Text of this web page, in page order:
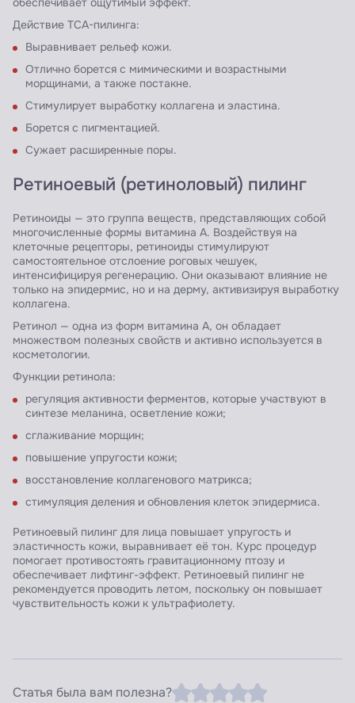
обеспечивает ощутимый эффект.
Действие ТСА-пилинга:
Выравнивает рельеф кожи.
Отлично борется с мимическими и возрастными
морщинами, а также постакне.
Стимулирует выработку коллагена и эластина.
Борется с пигментацией.
Сужает расширенные поры.
Ретиноевый (ретиноловый) пилинг
Ретиноиды — это группа веществ, представляющих собой
многочисленные формы витамина А. Воздействуя на
клеточные рецепторы, ретиноиды стимулируют
самостоятельное отслоение роговых чешуек,
интенсифицируя регенерацию. Они оказывают влияние не
только на эпидермис, но и на дерму, активизируя выработку
коллагена.
Ретинол — одна из форм витамина А, он обладает
множеством полезных свойств и активно используется в
косметологии.
Функции ретинола:
регуляция активности ферментов, которые участвуют в
синтезе меланина, осветление кожи;
сглаживание морщин;
повышение упругости кожи;
восстановление коллагенового матрикса;
стимуляция деления и обновления клеток эпидермиса.
Ретиноевый пилинг для лица повышает упругость и
эластичность кожи, выравнивает её тон. Курс процедур
помогает противостоять гравитационному птозу и
обеспечивает лифтинг-эффект. Ретиноевый пилинг не
рекомендуется проводить летом, поскольку он повышает
чувствительность кожи к ультрафиолету.
Статья была вам полезна?